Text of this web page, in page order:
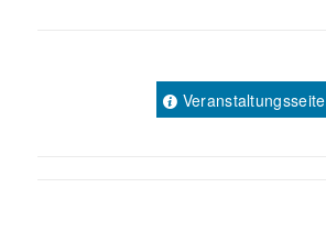
Veranstaltungsseite